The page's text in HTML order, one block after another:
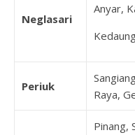
Neglasari
Anyar,
Periuk
Raya,
Pinang,